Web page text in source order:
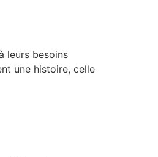
leurs besoins
une histoire, celle